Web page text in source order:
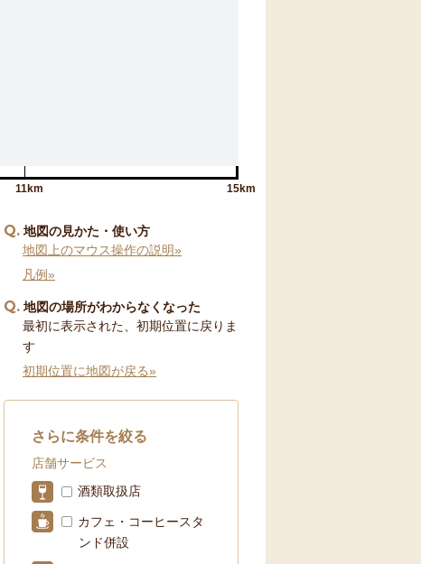
11km 15km
Q 地図の見かた・使い方
地図上のマウス操作の説明»
凡例»
Q 地図の場所がわからなくなった
最初に表示された、初期位置に戻りま
す
初期位置に地図が戻る»
さらに条件を絞る
店舗サービス
酒類取扱店
カフェ・コーヒースタ
ンド併設